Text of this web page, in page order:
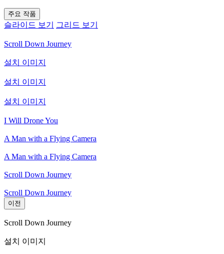
주요 작품
슬라이드 보기 그리드 보기
Scroll Down Journey
설치 이미지
설치 이미지
설치 이미지
I Will Drone You
A Man with a Flying Camera
A Man with a Flying Camera
Scroll Down Journey
Scroll Down Journey
이전
Scroll Down Journey
설치 이미지